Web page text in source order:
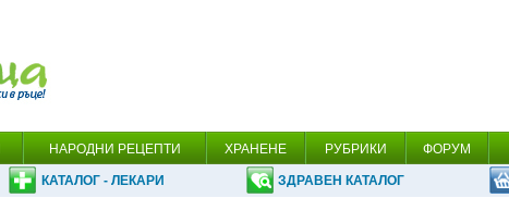
НАРОДНИ РЕЦЕПТИ ХРАНЕНЕ РУБРИКИ ФОРУМ
КАТАЛОГ - ЛЕКАРИ ЗДРАВЕН КАТАЛОГ